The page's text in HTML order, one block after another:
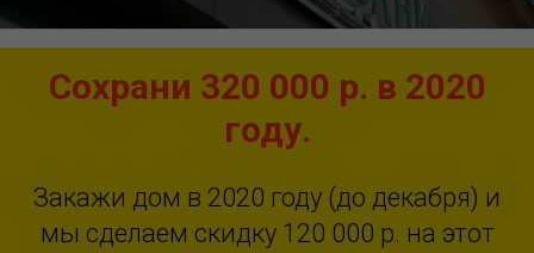
Сохрани 320 000 р. в 2020
году.
Закажи дом в 2020 году (до декабря) и
мы сделаем скидку 120 000 р. на этот